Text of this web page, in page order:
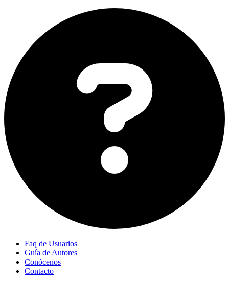
Faq de Usuarios
Guía de Autores
Conócenos
Contacto